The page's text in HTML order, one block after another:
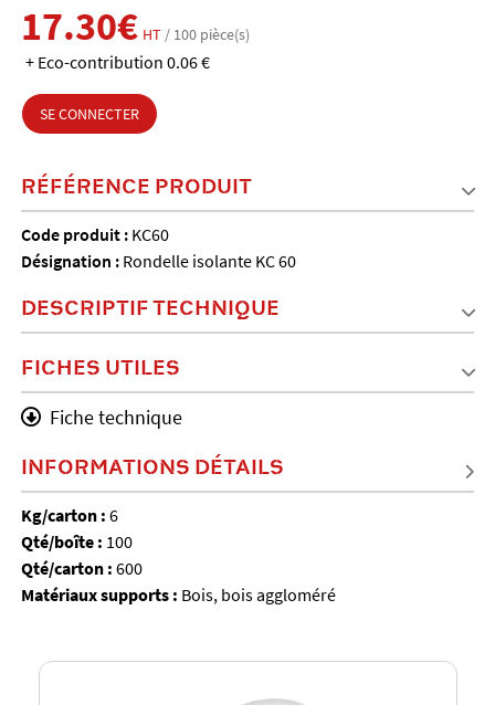
17.30€ HT / 100 pièce(s)
+ Eco-contribution 0.06 €
SE CONNECTER
RÉFÉRENCE PRODUIT
Code produit : KC60
Désignation : Rondelle isolante KC 60
DESCRIPTIF TECHNIQUE
FICHES UTILES
Fiche technique
INFORMATIONS DÉTAILS
Kg/carton : 6
Qté/boîte : 100
Qté/carton : 600
Matériaux supports : Bois, bois aggloméré